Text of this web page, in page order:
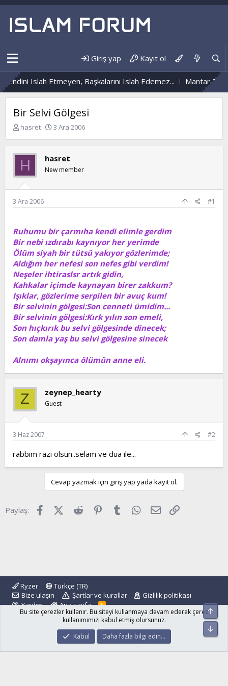
Giriş yap Kayıt ol
Islah Etmeyen, Başkalarını Islah Edemez... Mantar
Bir Selvi Gölgesi
K
b
u
y
u
b
a
a
t
a
n
hasret
B
a
n
ı
r
i
h
i
3 Ara 2006
H hasret
New member
3 Ara 2006 #1
Ruhumu bir çarmıha kendi elimle gerdim
Bir nebi ızdırabı kaynıyor her yerimde
Ölüm siyah bir tütsü yakıyor gözlerimde;
Aldığım her nefesi son nefes gibi verdim!
Neşeler ihtiraslsr artık gidin,
Kahkalar içimde kaynayan birer zakkum?
Işıklar, gözlerime serpilen bir avuç kum!
Bir selvinin gölgesi:Son cenneti ümidim...
Bir selvinin gölgesi:Kırk yılın son emeli,
Son hıçkırık bu selvi gölgesinde dinecek;
Son damla yaş bu selvi gölgesine sinecek
Alnımı okşayınca ölümün anne eli.
Z zeynep_hearty
Guest
3 Haz 2007 #2
rabbim razı olsun..selam ve dua ile...
Cevap yazmak için giriş yap yada kayıt ol.
Paylaş: FacebookX (Twitter)
Reddit Pinterest
Tumblr WhatsApp
E-posta
Ryzer
Türkçe (TR)
Bize ulaşın
Şartlar ve kurallar
Gizlilik politikası
Yardım
Ana sayfa
R
S
S
Community platform by XenForo ® © 2010-2024 XenForo Ltd.
© 2001 - 2024
Bu site çerezler kullanır. Bu siteyi kullanmaya devam ederek çerez
kullanımımızı kabul etmiş olursunuz.
Kabul
Daha fazla bilgi edin…
Üst
Alt